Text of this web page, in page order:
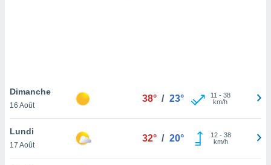
notre
que
Dimanche
16 Août
38° / 23° 11 - 38
km/h
Lundi
17 Août
32° / 20° 12- 38
km/h